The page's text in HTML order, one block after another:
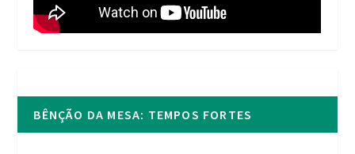
BÊNÇÃO DA MESA: TEMPOS FORTES